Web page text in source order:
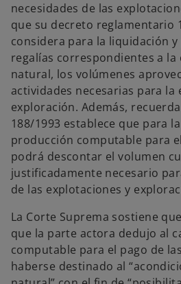
necesidades de las
que su decreto reglamentario
considera para la liquidación
regalías correspondientes a la
natural, los volúmenes
actividades necesarias para la
exploración. Además,
188/1993 establece que para
producción computable para
podrá descontar el volumen
justificadamente necesario
de las explotaciones y
La Corte Suprema sostiene
que la parte actora dedujo al
computable para el pago de
haberse destinado al